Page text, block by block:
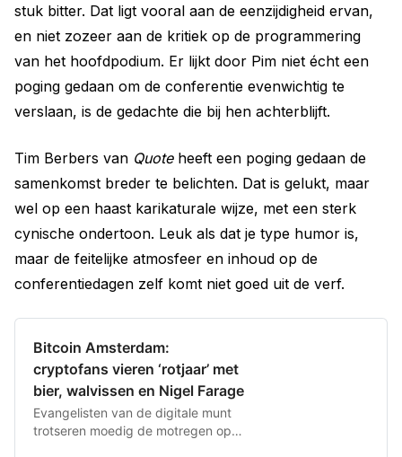
stuk bitter. Dat ligt vooral aan de eenzijdigheid ervan,
en niet zozeer aan de kritiek op de programmering
van het hoofdpodium. Er lijkt door Pim niet écht een
poging gedaan om de conferentie evenwichtig te
verslaan, is de gedachte die bij hen achterblijft.
Tim Berbers van Quoteheeft een poging gedaan de
samenkomst breder te belichten. Dat is gelukt, maar
wel op een haast karikaturale wijze, met een sterk
cynische ondertoon. Leuk als dat je type humor is,
maar de feitelijke atmosfeer en inhoud op de
conferentiedagen zelf komt niet goed uit de verf.
Bitcoin Amsterdam:
cryptofans vieren ‘rotjaar’ met
bier, walvissen en Nigel Farage
Evangelisten van de digitale munt
trotseren moedig de motregen op